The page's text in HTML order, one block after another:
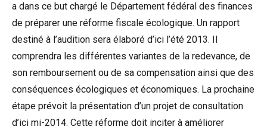
a dans ce but chargé le Département fédéral des finances
de préparer une réforme fiscale écologique. Un rapport
destiné à l’audition sera élaboré d’ici l’été 2013. Il
comprendra les différentes variantes de la redevance, de
son remboursement ou de sa compensation ainsi que des
conséquences écologiques et économiques. La prochaine
étape prévoit la présentation d’un projet de consultation
d’ici mi-2014. Cette réforme doit inciter à améliorer